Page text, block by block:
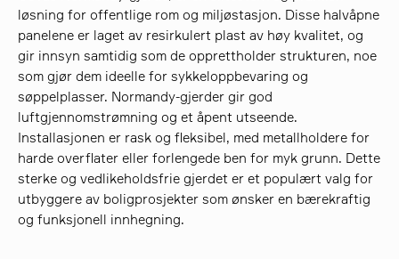
løsning for offentlige rom og miljøstasjon. Disse halvåpne
panelene er laget av resirkulert plast av høy kvalitet, og
gir innsyn samtidig som de opprettholder strukturen, noe
som gjør dem ideelle for sykkeloppbevaring og
søppelplasser. Normandy-gjerder gir god
luftgjennomstrømning og et åpent utseende.
Installasjonen er rask og fleksibel, med metallholdere for
harde overflater eller forlengede ben for myk grunn. Dette
sterke og vedlikeholdsfrie gjerdet er et populært valg for
utbyggere av boligprosjekter som ønsker en bærekraftig
og funksjonell innhegning.